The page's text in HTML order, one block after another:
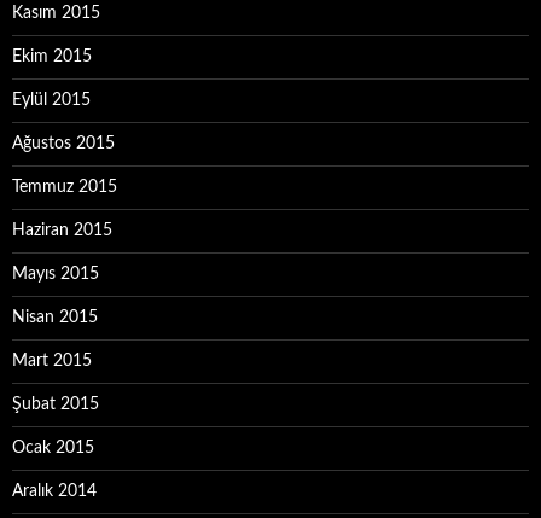
Kasım 2015
Ekim 2015
Eylül 2015
Ağustos 2015
Temmuz 2015
Haziran 2015
Mayıs 2015
Nisan 2015
Mart 2015
Şubat 2015
Ocak 2015
Aralık 2014